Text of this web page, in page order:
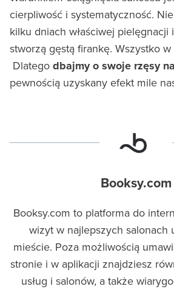
cierpliwość i systematyczność.
kilku dniach właściwej pielęgnacji
stworzą gęstą firankę. Wszystko
Dlatego dbajmy o swoje rzęsy
pewnością uzyskany efekt mile
Booksy.com
Booksy.com to platforma do
wizyt w najlepszych salonach
mieście. Poza możliwością
stronie i w aplikacji znajdziesz
usług i salonów, a także